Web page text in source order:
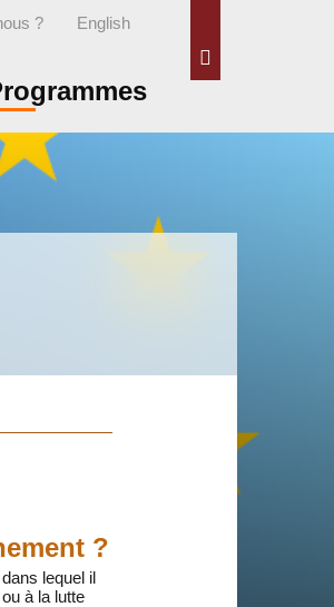
? English
?
lequel il
à la lutte